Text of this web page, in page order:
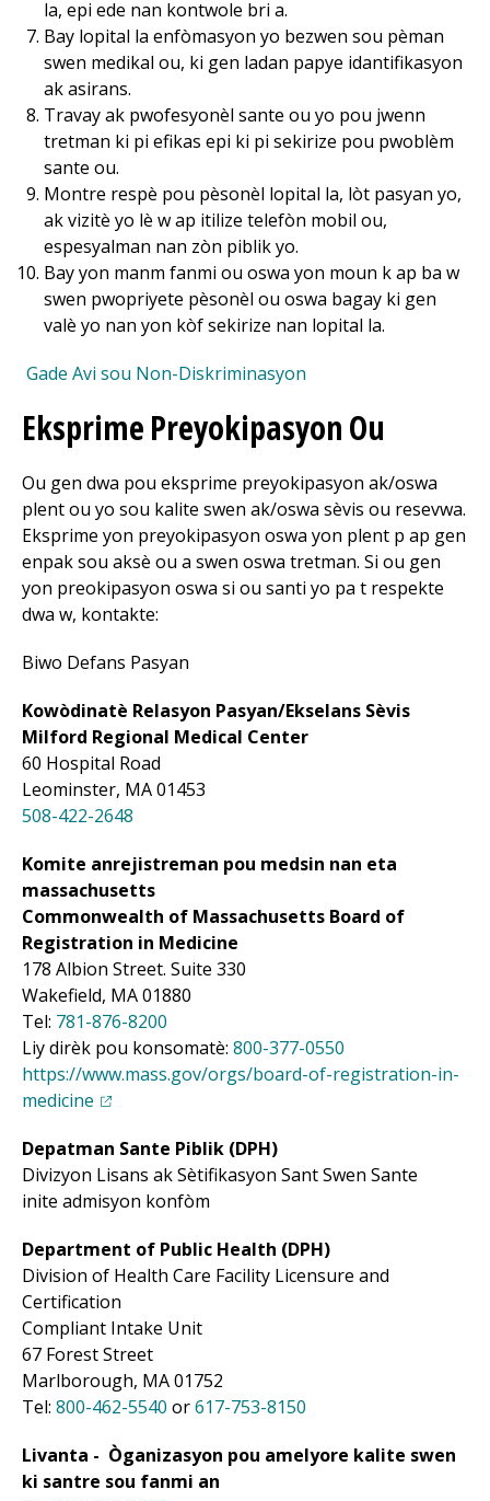
la, epi ede nan kontwole bri a.
Bay lopital la enfòmasyon yo bezwen sou pèman
swen medikal ou, ki gen ladan papye idantifikasyon
ak asirans.
Travay ak pwofesyonèl sante ou yo pou jwenn
tretman ki pi efikas epi ki pi sekirize pou pwoblèm
sante ou.
Montre respè pou pèsonèl lopital la, lòt pasyan yo,
ak vizitè yo lè w ap itilize telefòn mobil ou,
espesyalman nan zòn piblik yo.
Bay yon manm fanmi ou oswa yon moun k ap ba w
swen pwopriyete pèsonèl ou oswa bagay ki gen
valè yo nan yon kòf sekirize nan lopital la.
Gade Avi sou Non-Diskriminasyon
Eksprime Preyokipasyon Ou
Ou gen dwa pou eksprime preyokipasyon ak/oswa
plent ou yo sou kalite swen ak/oswa sèvis ou resevwa.
Eksprime yon preyokipasyon oswa yon plent p ap gen
enpak sou aksè ou a swen oswa tretman. Si ou gen
yon preokipasyon oswa si ou santi yo pa t respekte
dwa w, kontakte:
Biwo Defans Pasyan
Kowòdinatè Relasyon Pasyan/Ekselans Sèvis
Milford Regional Medical Center
60 Hospital Road
Leominster, MA 01453
508-422-2648
Komite anrejistreman pou medsin nan eta
massachusetts
Commonwealth of Massachusetts Board of
Registration in Medicine
178 Albion Street. Suite 330
Wakefield, MA 01880
Tel: 781-876-8200
Liy dirèk pou konsomatè: 800-377-0550
https://www.mass.gov/orgs/board-of-registration-in-
medicine (opens in a new tab)
Depatman Sante Piblik (DPH)
Divizyon Lisans ak Sètifikasyon Sant Swen Sante
inite admisyon konfòm
Department of Public Health (DPH)
Division of Health Care Facility Licensure and
Certification
Compliant Intake Unit
67 Forest Street
Marlborough, MA 01752
Tel: 800-462-5540 or617-753-8150
Livanta - Òganizasyon pou amelyore kalite swen
ki santre sou fanmi an